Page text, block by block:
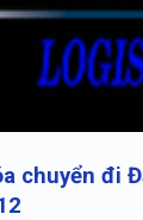
chuyển đi